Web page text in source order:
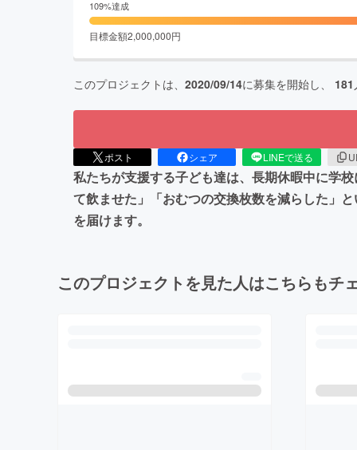
109%達成
目標金額2,000,000円
このプロジェクトは、 2020/09/14に募集を開始し、 181
ポスト シェア LINEで送る
私たちが支援する子ども達は、長期休暇中に学
て飲ませた」「おむつの交換枚数を減らした」
を届けます。
このプロジェクトを見た人はこちらもチ